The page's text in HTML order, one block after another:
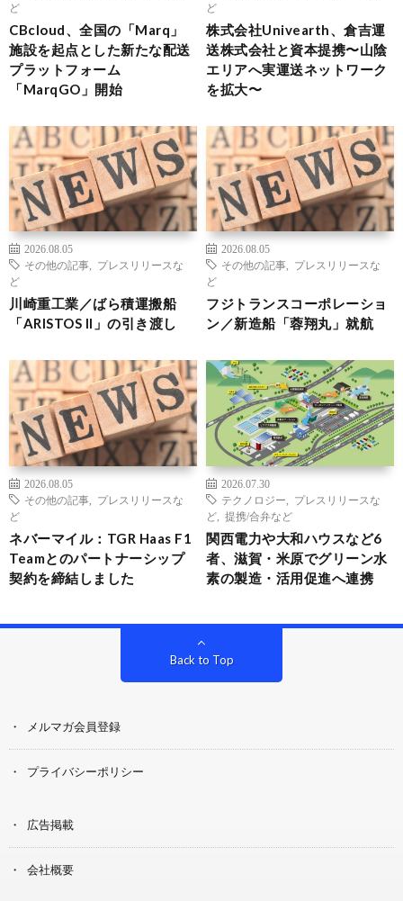
ど
CBcloud、全国の「Marq」
施設を起点とした新たな配送
プラットフォーム
「MarqGO」開始
ど
株式会社Univearth、倉吉運
送株式会社と資本提携〜山陰
エリアへ実運送ネットワーク
を拡大〜
2026.08.05
その他の記事
プレスリリースな
ど
川崎重工業／ばら積運搬船
「ARISTOS II」の引き渡し
2026.08.05
その他の記事
プレスリリースな
ど
フジトランスコーポレーショ
ン／新造船「蓉翔丸」就航
2026.08.05
その他の記事
プレスリリースな
ど
ネバーマイル：TGR Haas F1
Teamとのパートナーシップ
契約を締結しました
2026.07.30
テクノロジー
プレスリリースな
ど
提携/合弁など
関西電力や大和ハウスなど6
者、滋賀・米原でグリーン水
素の製造・活用促進へ連携
Back to Top
メルマガ会員登録
プライバシーポリシー
広告掲載
会社概要